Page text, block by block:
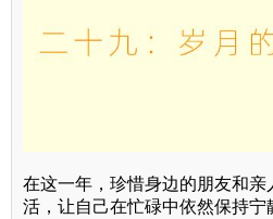
在这一年，珍惜身边的朋友和亲
活，让自己在忙碌中依然保持